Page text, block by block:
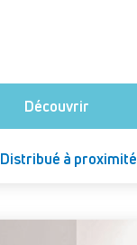
Découvrir
Distribué à proximité